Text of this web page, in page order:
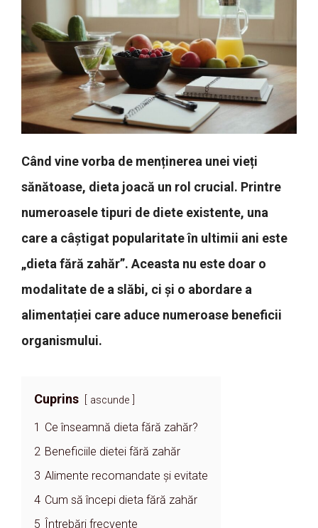
Când vine vorba de menținerea unei vieți
sănătoase, dieta joacă un rol crucial. Printre
numeroasele tipuri de diete existente, una
care a câștigat popularitate în ultimii ani este
„dieta fără zahăr”. Aceasta nu este doar o
modalitate de a slăbi, ci și o abordare a
alimentației care aduce numeroase beneficii
organismului.
Cuprins ascunde
1 Ce înseamnă dieta fără zahăr?
2 Beneficiile dietei fără zahăr
3 Alimente recomandate și evitate
4 Cum să începi dieta fără zahăr
5
Întrebări frecvente